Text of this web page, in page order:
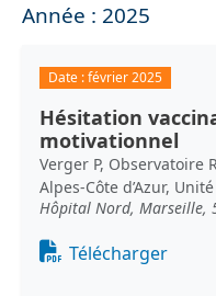
Année : 2025
Date :février 2025
Hésitation
motivationnel
Verger P, Observatoire
Alpes-Côte d’Azur,
Hôpital Nord, Marseille,
Document
Télécharger